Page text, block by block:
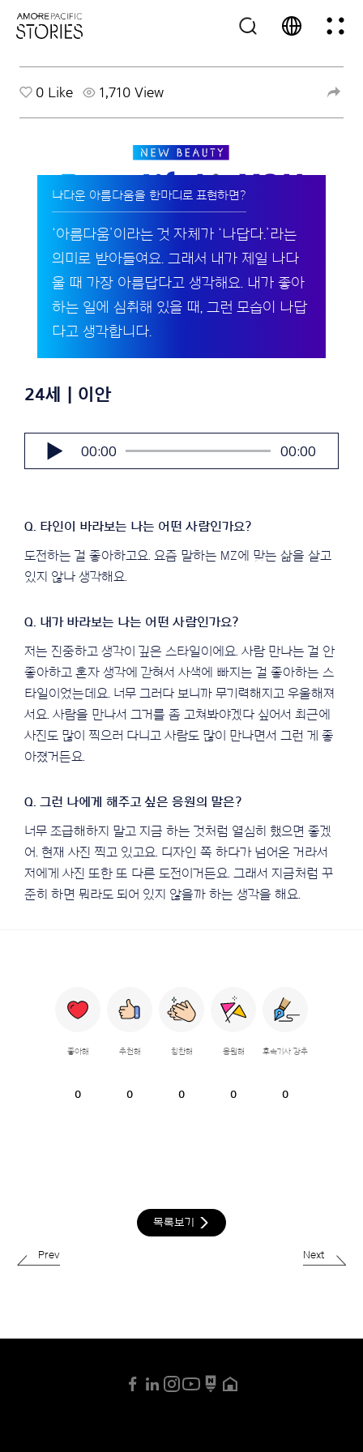
0 Like 1,710 View
나다운 아름다움을 한마디로 표현하면?
‘아름다움’이라는 것 자체가 ‘나답다.’라는
의미로 받아들여요. 그래서 내가 제일 나다
울 때 가장 아름답다고 생각해요. 내가 좋아
하는 일에 심취해 있을 때, 그런 모습이 나답
다고 생각합니다.
24세 | 이안
이
00:00 00:00
도전하는 걸 좋아하고요. 요즘 말하는 MZ에 맞는 삶을 살고
있지 않나 생각해요.
저는 진중하고 생각이 깊은 스타일이에요. 사람 만나는 걸 안
좋아하고 혼자 생각에 갇혀서 사색에 빠지는 걸 좋아하는 스
타일이었는데요. 너무 그러다 보니까 무기력해지고 우울해져
서요. 사람을 만나서 그거를 좀 고쳐봐야겠다 싶어서 최근에
사진도 많이 찍으러 다니고 사람도 많이 만나면서 그런 게 좋
아졌거든요.
너무 조급해하지 말고 지금 하는 것처럼 열심히 했으면 좋겠
어. 현재 사진 찍고 있고요. 디자인 쪽 하다가 넘어온 거라서
저에게 사진 또한 또 다른 도전이거든요. 그래서 지금처럼 꾸
준히 하면 뭐라도 되어 있지 않을까 하는 생각을 해요.
좋아해
0
추천해
0
칭찬해
0
응원해
0
후속기사 강추
0
목록보기
Prev Next